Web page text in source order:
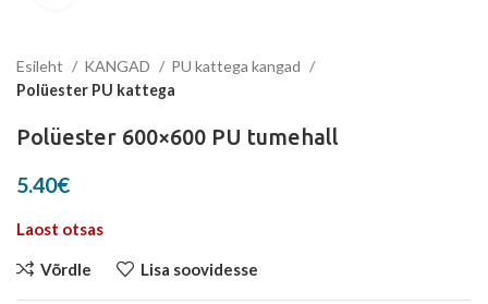
Esileht KANGAD
PU kattega kangad
Polüester PU kattega
Polüester 600×600 PU tumehall
5.40€
Laost otsas
Võrdle Lisa soovidesse